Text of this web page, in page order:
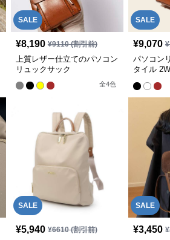
SALE
¥8,190 ¥9110(割引前)
上質レザー仕立てのパソコン
リュックサック
全4色
SALE
¥9,070 ¥
パソコン
タイル
SALE
¥5,940 ¥6610(割引前)
SALE
¥3,450 ¥